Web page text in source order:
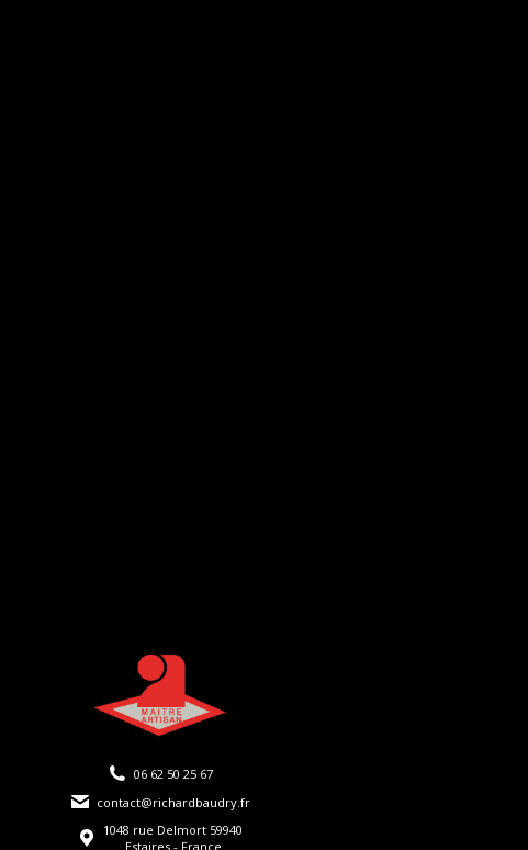
06 62 50 25 67
contact@richardbaudry.fr
1048 rue Delmort 59940
Estaires - France